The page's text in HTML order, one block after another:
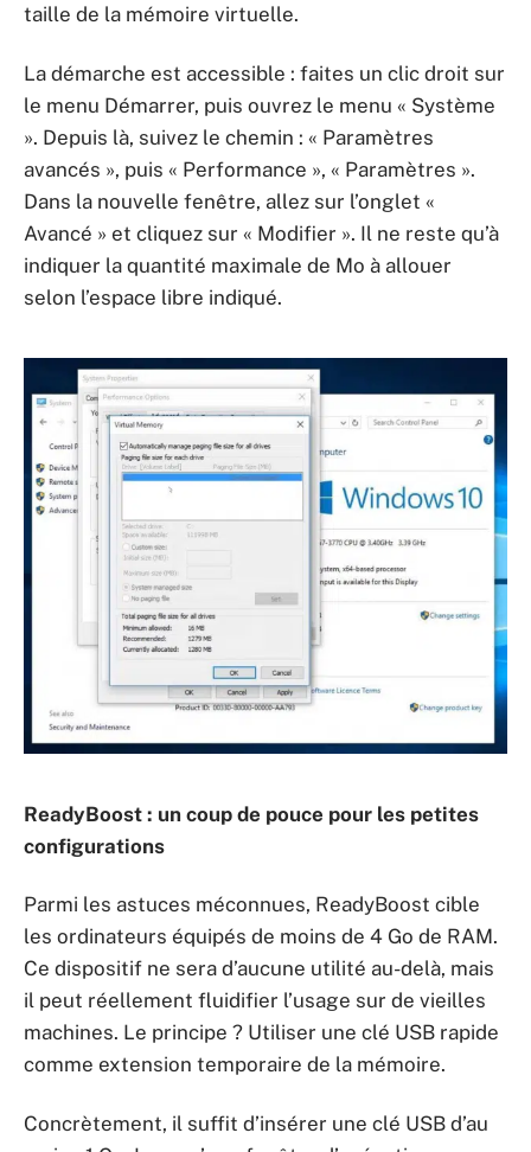
taille de la mémoire virtuelle.
La démarche est accessible : faites un clic droit sur
le menu Démarrer, puis ouvrez le menu « Système
». Depuis là, suivez le chemin : « Paramètres
avancés », puis « Performance », « Paramètres ».
Dans la nouvelle fenêtre, allez sur l’onglet «
Avancé » et cliquez sur « Modifier ». Il ne reste qu’à
indiquer la quantité maximale de Mo à allouer
selon l’espace libre indiqué.
ReadyBoost : un coup de pouce pour les petites
configurations
Parmi les astuces méconnues, ReadyBoost cible
les ordinateurs équipés de moins de 4 Go de RAM.
Ce dispositif ne sera d’aucune utilité au-delà, mais
il peut réellement fluidifier l’usage sur de vieilles
machines. Le principe ? Utiliser une clé USB rapide
comme extension temporaire de la mémoire.
Concrètement, il suffit d’insérer une clé USB d’au